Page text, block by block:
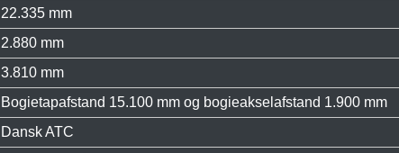
22.335 mm
2.880 mm
3.810 mm
Bogietapafstand 15.100 mm og bogieakselafstand 1.900 mm
Dansk ATC